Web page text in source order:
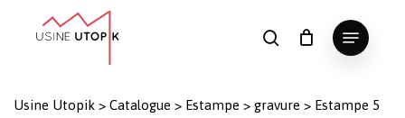
search
Menu
Panier Fermer
le
Usine Utopik > Catalogue > Estampe > gravure > Estampe 5
Close